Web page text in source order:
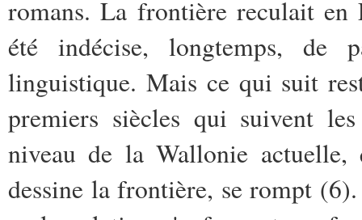
romans. La frontière reculait en
été indécise, longtemps, de
linguistique. Mais ce qui suit
premiers siècles qui suivent
niveau de la Wallonie
dessine la frontière, se rompt